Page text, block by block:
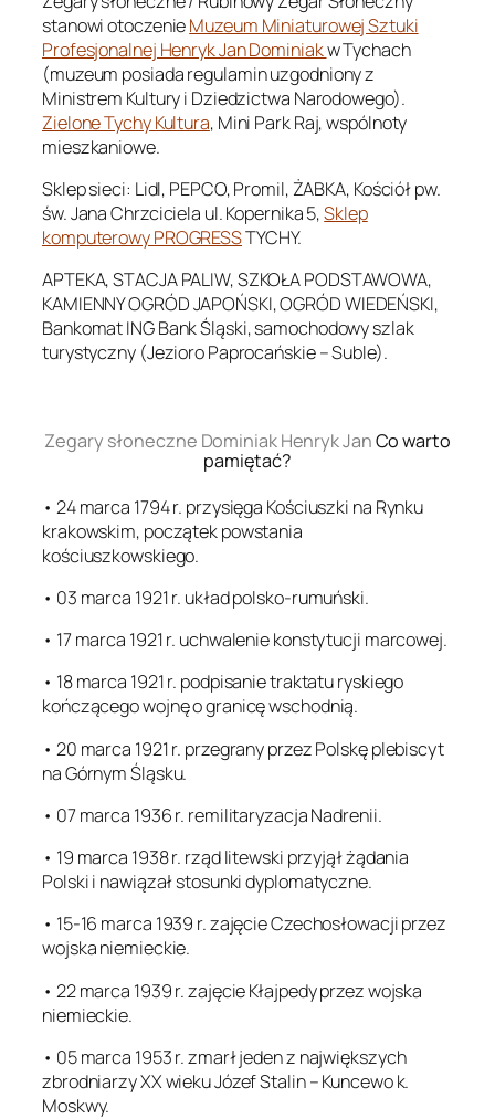
stanowi otoczenieMuzeum Miniaturowej Sztuki
Profesjonalnej Henryk Jan Dominiakw Tychach
(muzeum posiada regulamin uzgodniony z
Ministrem Kultury i Dziedzictwa Narodowego).
Zielone Tychy Kultura, Mini Park Raj, wspólnoty
mieszkaniowe.
Sklep sieci: Lidl, PEPCO, Promil, ŻABKA, Kościół pw.
św. Jana Chrzciciela ul. Kopernika 5,Sklep
komputerowy PROGRESSTYCHY.
APTEKA, STACJA PALIW, SZKOŁA PODSTAWOWA,
KAMIENNY OGRÓD JAPOŃSKI, OGRÓD WIEDEŃSKI,
Bankomat ING Bank Śląski, samochodowy szlak
turystyczny (Jezioro Paprocańskie – Suble).
Zegary słoneczne Dominiak Henryk JanCo warto
pamiętać?
• 24 marca 1794 r. przysięga Kościuszki na Rynku
krakowskim, początek powstania
kościuszkowskiego.
• 03 marca 1921 r. układ polsko-rumuński.
• 17 marca 1921 r. uchwalenie konstytucji marcowej.
• 18 marca 1921 r. podpisanie traktatu ryskiego
kończącego wojnę o granicę wschodnią.
• 20 marca 1921 r. przegrany przez Polskę plebiscyt
na Górnym Śląsku.
• 07 marca 1936 r. remilitaryzacja Nadrenii.
• 19 marca 1938 r. rząd litewski przyjął żądania
Polski i nawiązał stosunki dyplomatyczne.
• 15-16 marca 1939 r. zajęcie Czechosłowacji przez
wojska niemieckie.
• 22 marca 1939 r. zajęcie Kłajpedy przez wojska
niemieckie.
• 05 marca 1953 r. zmarł jeden z największych
zbrodniarzy XX wieku Józef Stalin – Kuncewo k.
Moskwy.